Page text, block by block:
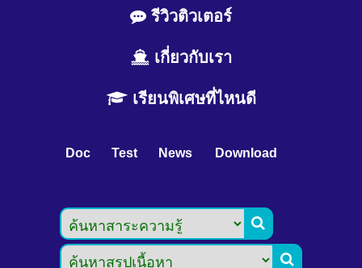
รีวิวติวเตอร์
เกี่ยวกับเรา
เรียนพิเศษที่ไหนดี
Doc Test News Download

